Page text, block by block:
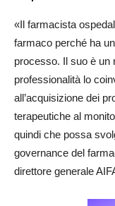
«Il farmacista
farmaco perché ha
processo. Il suo è un
professionalità lo
all’acquisizione dei
terapeutiche al
quindi che possa
governance del
direttore generale